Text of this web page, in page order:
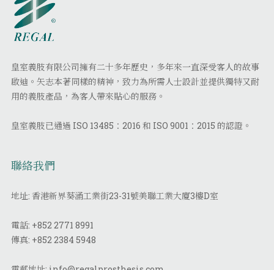
皇室義肢有限公司擁有二十多年歷史，多年來一直深受客人的故事
啟迪。矢志本著同樣的精神，致力為所需人士設計並提供獨特又耐
用的義肢產品，為客人帶來貼心的服務。
皇室義肢已通過 ISO 13485：2016 和 ISO 9001：2015 的認證。
聯絡我們
地址: 香港新界葵涌工業街23-31號美聯工業大廈3樓D室
電話: +852 2771 8991
傳真: +852 2384 5948